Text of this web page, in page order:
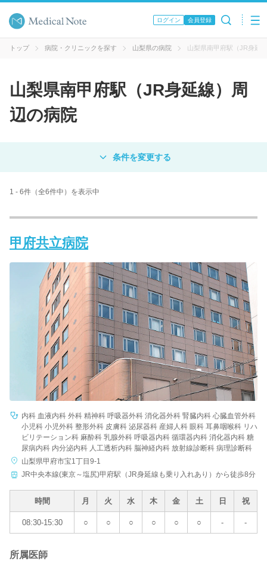
ログイン 会員登録
トップ 病院・クリニックを探す 山梨県の病院 山梨県南甲府駅（JR身延
山梨県南甲府駅（JR身延線）周
辺の病院
病院 クリニック
病名 / 診療科目
条件を変更する
1 - 6件（全6件中）を表示中
甲府共立病院
内科 血液内科 外科 精神科 呼吸器外科 消化器外科 腎臓内科 心臓血管外科
小児科 小児外科 整形外科 皮膚科 泌尿器科 産婦人科 眼科 耳鼻咽喉科 リハ
ビリテーション科 麻酔科 乳腺外科 呼吸器内科 循環器内科 消化器内科 糖
尿病内科 内分泌内科 人工透析内科 脳神経内科 放射線診断科 病理診断科
山梨県甲府市宝1丁目9-1
JR中央本線(東京～塩尻)甲府駅（JR身延線も乗り入れあり）から徒歩8分
時間 月 火 水 木 金 土 日 祝
08:30-15:30 ○ ○ ○ ○ ○ ○ - -
所属医師